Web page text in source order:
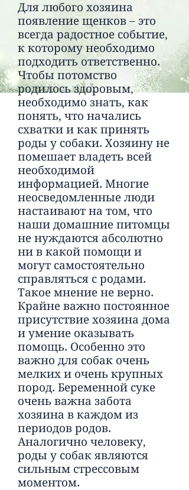
Для любого хозяина
появление щенков – это
всегда радостное событие,
к которому необходимо
подходить ответственно.
Чтобы потомство
родилось здоровым,
необходимо знать, как
понять, что начались
схватки и как принять
роды у собаки. Хозяину не
помешает владеть всей
необходимой
информацией. Многие
неосведомленные люди
настаивают на том, что
наши домашние питомцы
не нуждаются абсолютно
ни в какой помощи и
могут самостоятельно
справляться с родами.
Такое мнение не верно.
Крайне важно постоянное
присутствие хозяина дома
и умение оказывать
помощь. Особенно это
важно для собак очень
мелких и очень крупных
пород. Беременной суке
очень важна забота
хозяина в каждом из
периодов родов.
Аналогично человеку,
роды у собак являются
сильным стрессовым
моментом.